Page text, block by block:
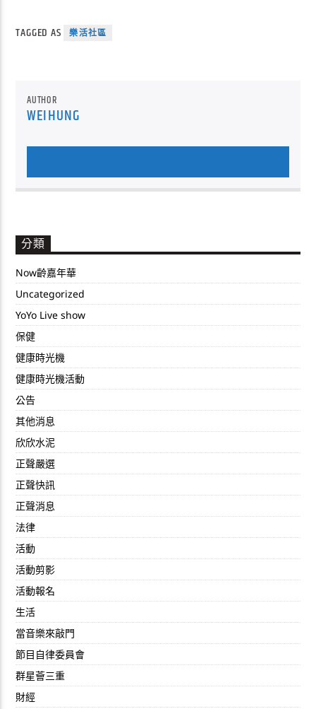
TAGGED AS 樂活社區
AUTHOR
WEIHUNG
分類
Now齡嘉年華
Uncategorized
YoYo Live show
保健
健康時光機
健康時光機活動
公告
其他消息
欣欣水泥
正聲嚴選
正聲快訊
正聲消息
法律
活動
活動剪影
活動報名
生活
當音樂來敲門
節目自律委員會
群星薈三重
財經